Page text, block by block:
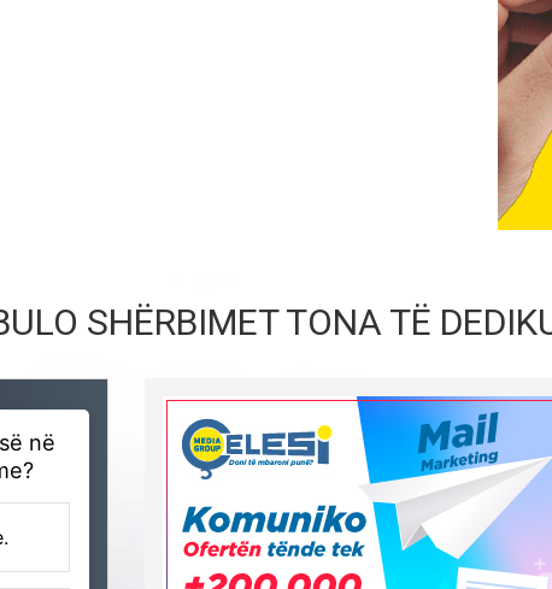
SHËRBIMET TONA TË